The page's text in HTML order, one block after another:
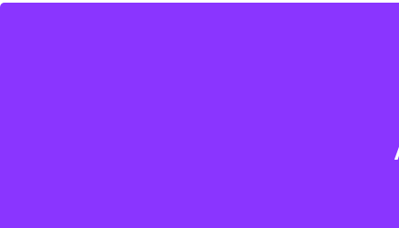
Gerenciamos todos os tipos de propriedades